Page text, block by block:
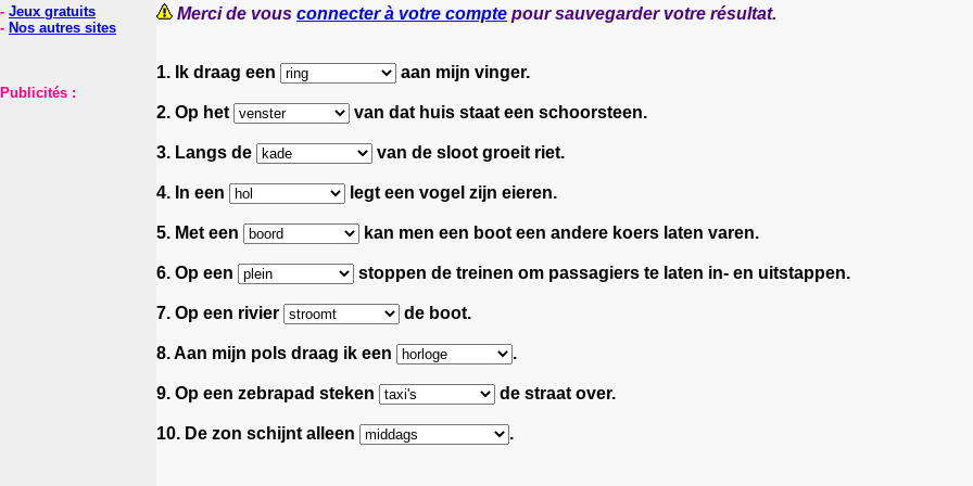
- Jeux gratuits
- Nos autres sites
Publicités :
Merci de vous connecter à votre compte pour sauvegarder votre résultat.
1. Ik draag een aan mijn vinger.
2. Op het van dat huis staat een schoorsteen.
3. Langs de van de sloot groeit riet.
4. In een legt een vogel zijn eieren.
5. Met een kan men een boot een andere koers laten varen.
6. Op een stoppen de treinen om passagiers te laten in- en uitstappen.
7. Op een rivier de boot.
8. Aan mijn pols draag ik een .
9. Op een zebrapad steken de straat over.
10. De zon schijnt alleen .